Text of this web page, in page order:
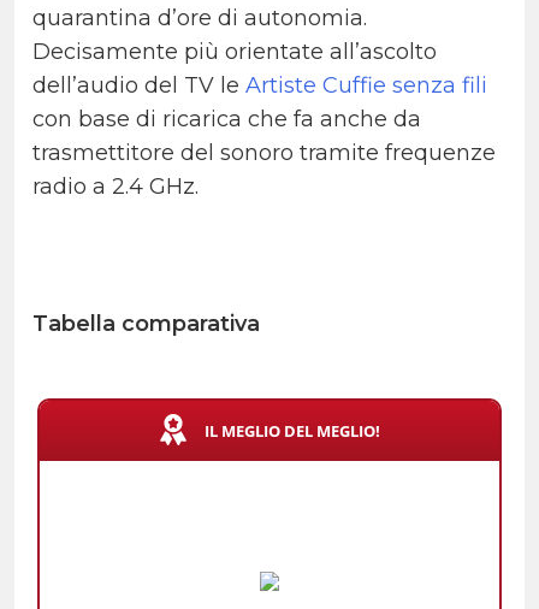
quarantina d’ore di autonomia.
Decisamente più orientate all’ascolto
dell’audio del TV le Artiste Cuffie senza fili
con base di ricarica che fa anche da
trasmettitore del sonoro tramite frequenze
radio a 2.4 GHz.
Tabella comparativa
IL MEGLIO DEL MEGLIO!